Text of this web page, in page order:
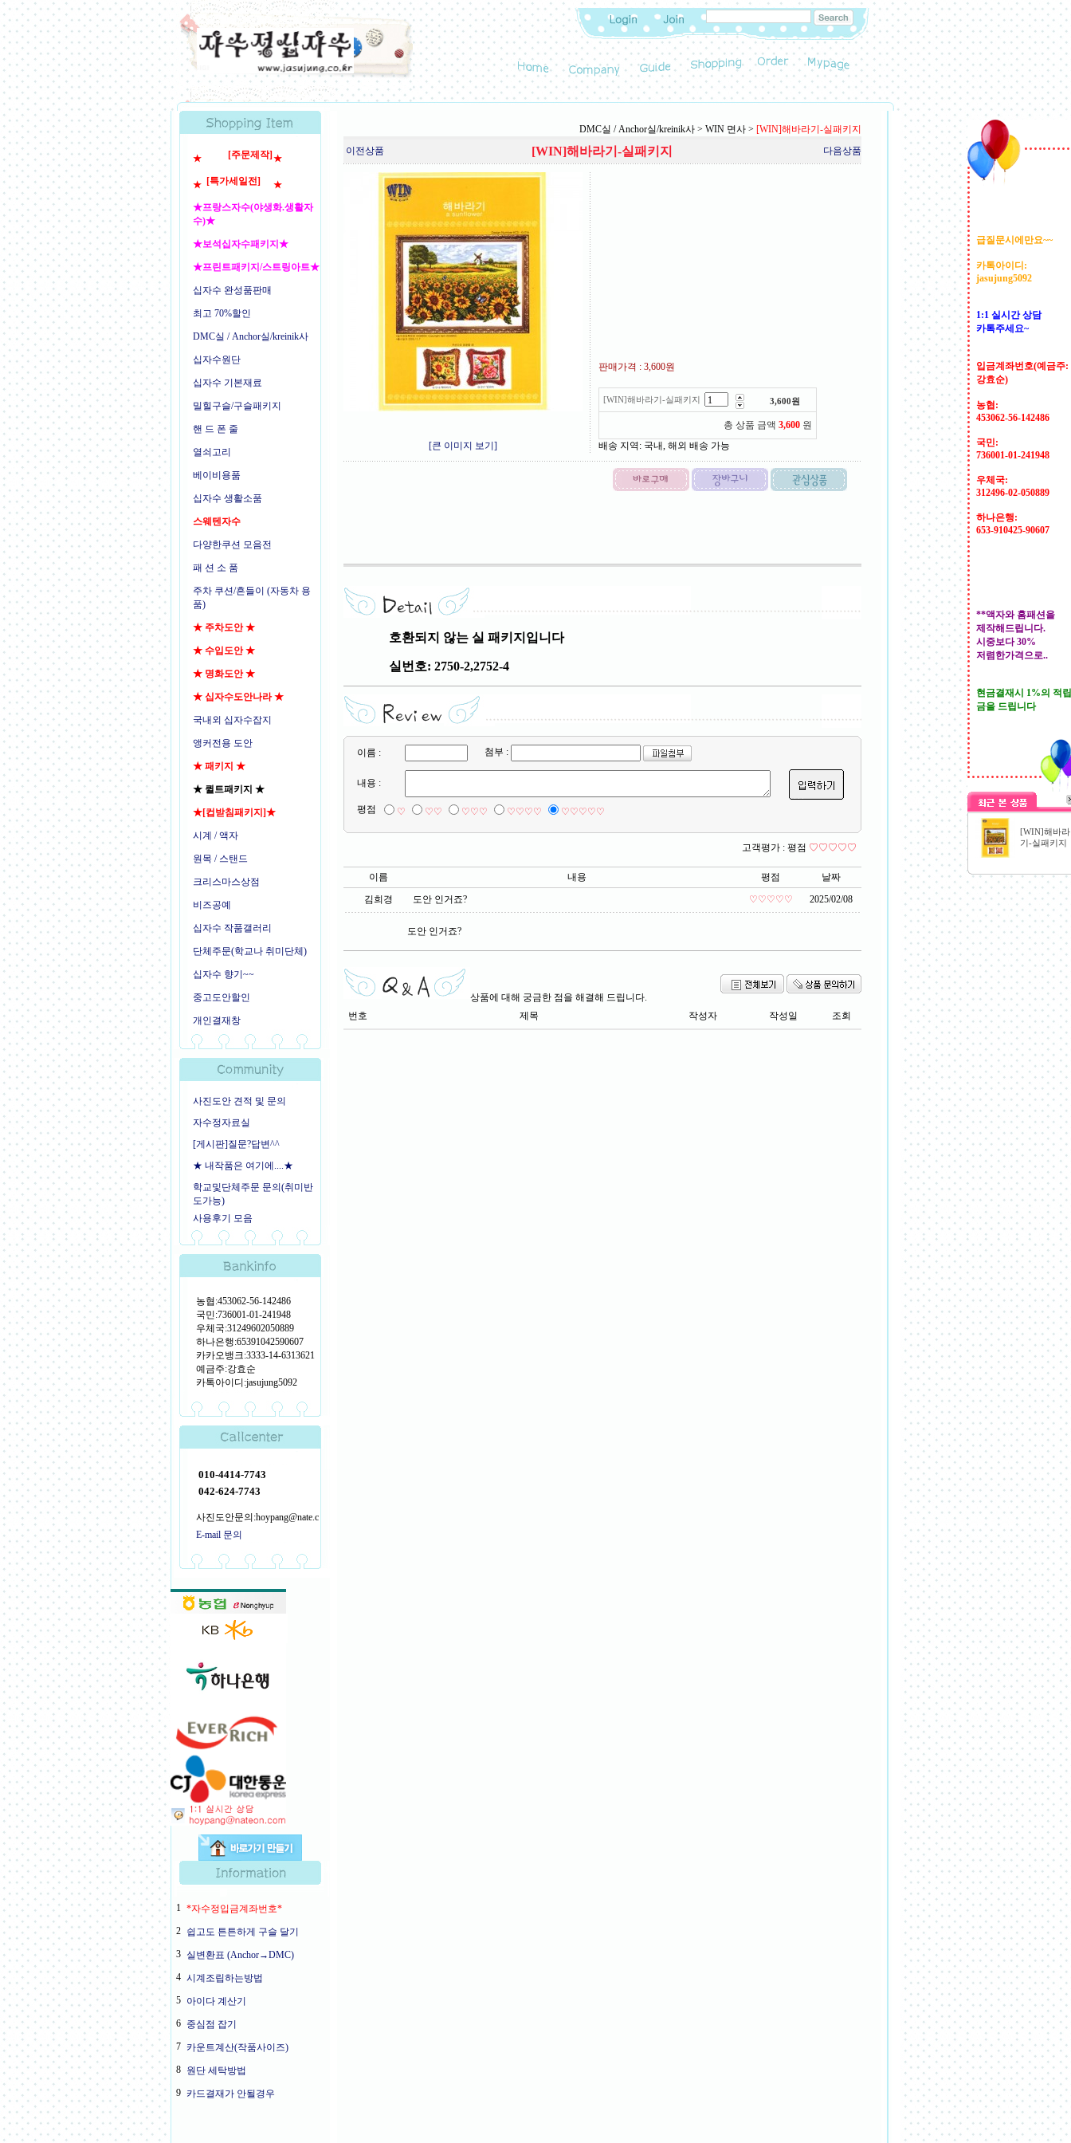
★ [주문제작] ★
★ [특가세일전]
★
★프랑스자수(야생화.생활자
수)★
★보석십자수패키지★
★프린트패키지/스트링아트★
십자수 완성품판매
최고 70%할인
DMC실 / Anchor실/kreinik사
십자수원단
십자수 기본재료
밀힐구슬/구슬패키지
핸 드 폰 줄
열쇠고리
베이비용품
십자수 생활소품
스웨텐자수
다양한쿠션 모음전
패 션 소 품
주차 쿠션/흔들이 (자동차 용
품)
★ 주차도안 ★
★ 수입도안 ★
★ 명화도안 ★
★ 십자수도안나라 ★
국내외 십자수잡지
앵커전용 도안
★ 패키지 ★
★ 퀼트패키지 ★
★[컵받침패키지]★
시계 / 액자
원목 / 스탠드
크리스마스상점
비즈공예
십자수 작품갤러리
단체주문(학교나 취미단체)
십자수 향기~~
중고도안할인
개인결재창
사진도안 견적 및 문의
자수정자료실
[게시판]질문?답변^^
★ 내작품은 여기에....★
학교및단체주문 문의(취미반
도가능)
사용후기 모음
농협:453062-56-142486
국민:736001-01-241948
우체국:31249602050889
하나은행:65391042590607
카카오뱅크:3333-14-6313621
예금주:강효순
카톡아이디:jasujung5092
010-4414-7743
042-624-7743
사진도안문의:hoypang@nate.c
E-mail 문의
1 *자수정입금계좌번호*
2 쉽고도 튼튼하게 구슬 달기
3 실변환표 (Anchor→DMC)
4 시계조립하는방법
5 아이다 계산기
6 중심점 잡기
7 카운트계산(작품사이즈)
8 원단 세탁방법
9 카드결재가 안될경우
DMC실 / Anchor실/kreinik사 > WIN 면사 > [WIN]해바라기-실패키지
이전상품
[WIN]해바라기-실패키지 다음상품
[큰 이미지 보기]
판매가격 : 3,600원
[WIN]해바라기-실패키지 3,600원
총 상품 금액 3,600 원
배송 지역 : 국내, 해외 배송 가능
호환되지 않는 실 패키지입니다
실번호: 2750-2,2752-4
이름 : 첨부 :
내용 :
평점 ♡ ♡♡ ♡♡♡ ♡♡♡♡ ♡♡♡♡♡
고객평가 : 평점 ♡♡♡♡♡
이름 내용 평점
날짜
김희경
도안 인거죠? ♡♡♡♡♡ 2025/02/08
도안 인거죠?
상품에 대해 궁금한 점을 해결해 드립니다.
번호
제목 작성자 작성일 조회
급질문시에만요~~
카톡아이디:
jasujung5092
1:1 실시간 상담
카톡주세요~
입금계좌번호(예금주:
강효순)
농협:
453062-56-142486
국민:
736001-01-241948
우체국:
312496-02-050889
하나은행:
653-910425-90607
**액자와 홈패션을
제작해드립니다.
시중보다 30%
저렴한가격으로..
현금결재시 1%의 적립
금을 드립니다
[WIN]해바라
기-실패키지